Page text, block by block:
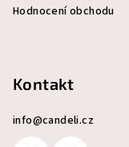
Hodnocení obchodu
Kontakt
info@candeli.cz